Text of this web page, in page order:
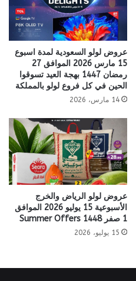
عروض لولو السعودية لمدة اسبوع
15 مارس 2026 الموافق 27
رمضان 1447 بهجة العيد تسوقوا
الحين في كل فروع لولو بالمملكة
14 مارس، 2026
عروض لولو الرياض والخرج
الأسبوعية 15 يوليو 2026 الموافق
1 صفر 1448 Summer Offers
15 يوليو، 2026